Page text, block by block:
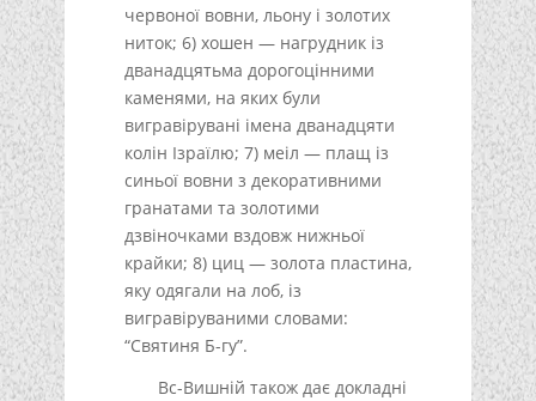
червоної вовни, льону і золотих
ниток; 6) хошен — нагрудник із
дванадцятьма дорогоцінними
каменями, на яких були
вигравірувані імена дванадцяти
колін Ізраїлю; 7) меіл — плащ із
синьої вовни з декоративними
гранатами та золотими
дзвіночками вздовж нижньої
крайки; 8) циц — золота пластина,
яку одягали на лоб, із
вигравіруваними словами:
“Святиня Б-гу”.
Вс-Вишній також дає докладні